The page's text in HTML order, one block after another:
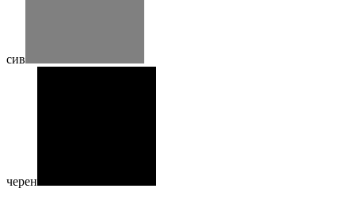
сив
черен